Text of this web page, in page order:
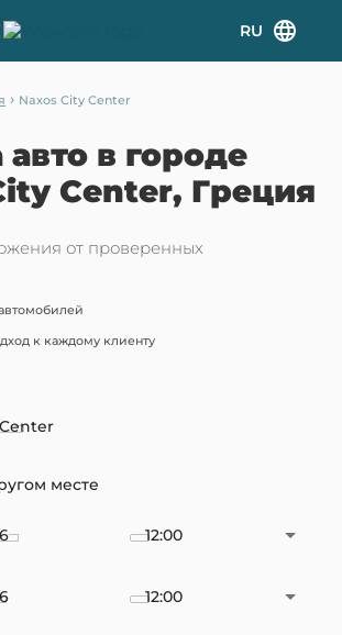
RU
› Naxos City Center
в городе
Center, Греция
от проверенных
к каждому клиенту
месте
12:00
12:00